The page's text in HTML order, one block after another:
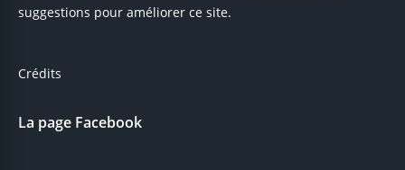
suggestions pour améliorer ce site.
Crédits
La page Facebook